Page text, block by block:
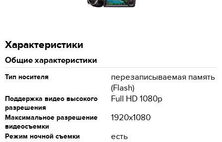
Характеристики
Общие характеристики
Тип носителя
перезаписываемая память
(Flash)
Поддержка видео высокого
разрешения
Full HD 1080p
Максимальное разрешение
видеосъемки
1920x1080
Режим ночной съемки есть